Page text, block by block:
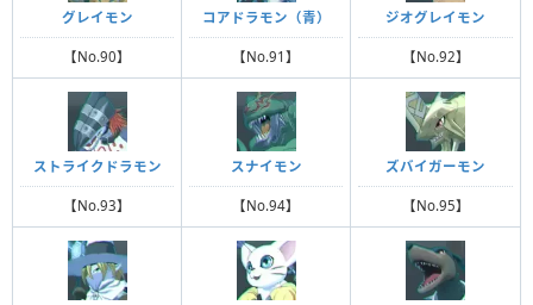
グレイモン
【No.90】
コアドラモン（青）
【No.91】
ジオグレイモン
【No.92】
ストライクドラモン
【No.93】
スナイモン
【No.94】
ズバイガーモン
【No.95】